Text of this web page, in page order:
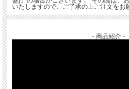
いたしますので、ご了承の上ご注文をお
- 商品紹介 -